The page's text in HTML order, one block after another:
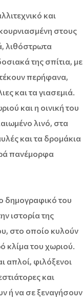
και
στους
λιθόστρωτα
της σπίτια, με
περήφανα,
και τα γιασεμιά.
και η οινική του
λινό, στα
και τα δρομάκια
πανέμορφα
δημογραφικό του
ιστορία της
στο οποίο κυλούν
κλίμα του χωριού.
απλοί, φιλόξενοι
και
ή να σε ξεναγήσουν